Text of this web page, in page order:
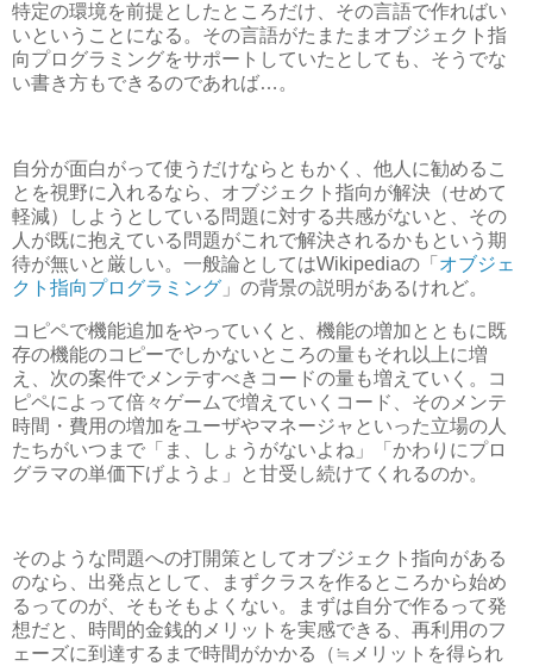
特定の環境を前提としたところだけ、その言語で作ればい
いということになる。その言語がたまたまオブジェクト指
向プログラミングをサポートしていたとしても、そうでな
い書き方もできるのであれば…。
自分が面白がって使うだけならともかく、他人に勧めるこ
とを視野に入れるなら、オブジェクト指向が解決（せめて
軽減）しようとしている問題に対する共感がないと、その
人が既に抱えている問題がこれで解決されるかもという期
待が無いと厳しい。一般論としてはWikipediaの「 オブジェ
クト指向プログラミング 」の背景の説明があるけれど。
コピペで機能追加をやっていくと、機能の増加とともに既
存の機能のコピーでしかないところの量もそれ以上に増
え、次の案件でメンテすべきコードの量も増えていく。コ
ピペによって倍々ゲームで増えていくコード、そのメンテ
時間・費用の増加をユーザやマネージャといった立場の人
たちがいつまで「ま、しょうがないよね」「かわりにプロ
グラマの単価下げようよ」と甘受し続けてくれるのか。
そのような問題への打開策としてオブジェクト指向がある
のなら、出発点として、まずクラスを作るところから始め
るってのが、そもそもよくない。まずは自分で作るって発
想だと、時間的金銭的メリットを実感できる、再利用のフ
ェーズに到達するまで時間がかかる（≒メリットを得られ